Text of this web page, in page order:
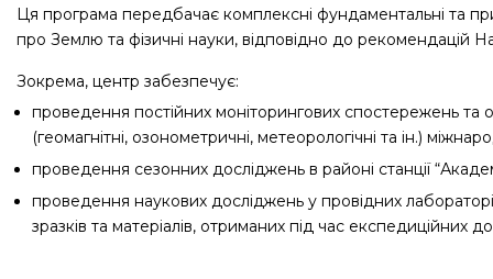
Ця програма передбачає комплексні фундаментальні та
про Землю та фізичні науки, відповідно до рекомендацій
Зокрема, центр забезпечує:
проведення постійних моніторингових спостережень та
(геомагнітні, озонометричні, метеорологічні та ін.)
проведення сезонних досліджень в районі станції
проведення наукових досліджень у провідних
зразків та матеріалів, отриманих під час експедиційних